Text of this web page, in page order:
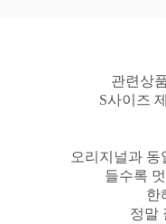
관련상
S사이즈
오리지널과 동
들수록
한
정말